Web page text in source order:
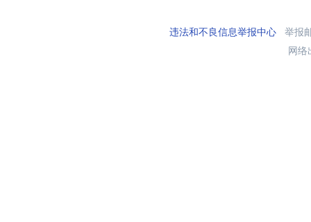
违法和不良信息举报中心举报
网